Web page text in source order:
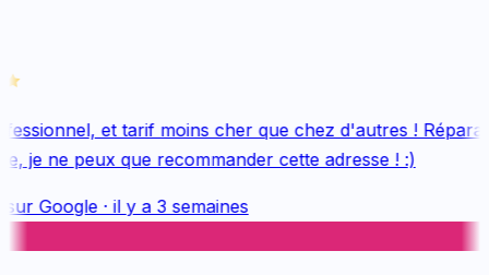
et tarif moins cher que chez d'autres !
je ne peux que recommander cette adresse ! :)
Google· il y a 3 semaines